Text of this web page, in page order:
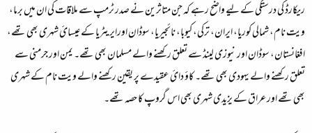
ريکارڈ کی درستگی کے ليے واضح رہے کہ جن متاثرين نے صدر ٹرمپ سے ملاقات کی ان ميں برما،
ويت نام، شمالی کوريا، ايران، ترکی، کيوبا، نائجيريا، سوڈان اورايريٹريا کے عيسائ شہری بھی تھے،
افغانستان، سوڈان اور نيوزی لينڈ سے تعلق رکھنے والے مسلمان بھی تھے۔ يمن اور جرمنی سے
تعلق رکھنے والے يہودی بھی تھے۔ کاؤ دائ عقیدے پر يقين رکھنے والے ويت نام کے شہری
بھی تھے اور عراق کے يزيدی شہری بھی اس گروپ کا حصہ تھے۔